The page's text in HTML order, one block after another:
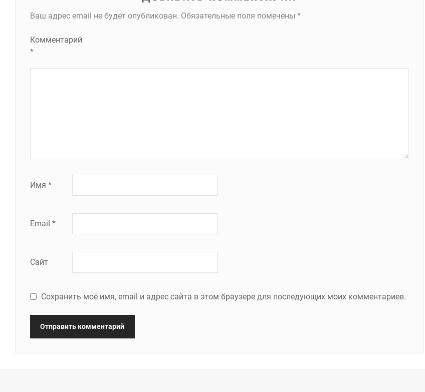
Ваш адрес email не будет опубликован. Обязательные поля помечены *
Комментарий
*
Имя *
Email *
Сайт
Сохранить моё имя, email и адрес сайта в этом браузере для последующих моих комментариев.